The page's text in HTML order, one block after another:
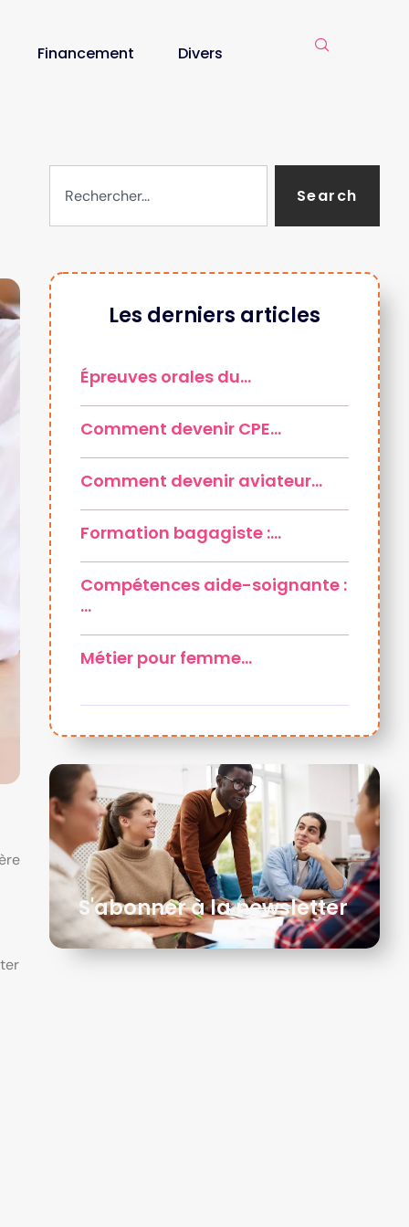
Financement Divers
Search
Les derniers articles
Épreuves orales du…
Comment devenir CPE…
Comment devenir aviateur…
Formation bagagiste :…
Compétences aide-soignante :
…
Métier pour femme…
S'abonner à la newsletter